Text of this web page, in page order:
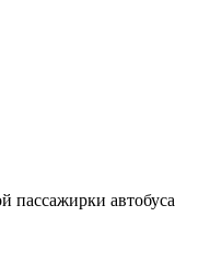
пассажирки автобуса